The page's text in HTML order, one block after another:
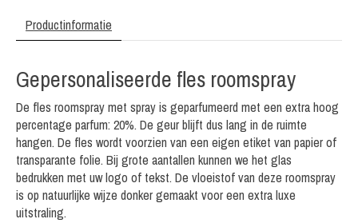
Productinformatie
Gepersonaliseerde fles roomspray
De fles roomspray met spray is geparfumeerd met een extra hoog
percentage parfum: 20%. De geur blijft dus lang in de ruimte
hangen. De fles wordt voorzien van een eigen etiket van papier of
transparante folie. Bij grote aantallen kunnen we het glas
bedrukken met uw logo of tekst. De vloeistof van deze roomspray
is op natuurlijke wijze donker gemaakt voor een extra luxe
uitstraling.